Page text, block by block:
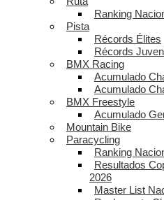
Ranking
Pista
Récords Élites
Récords
BMX Racing
Acumulado
Acumulado
BMX Freestyle
Acumulado
Mountain Bike
Paracycling
Ranking
Resultados
2026
Master List